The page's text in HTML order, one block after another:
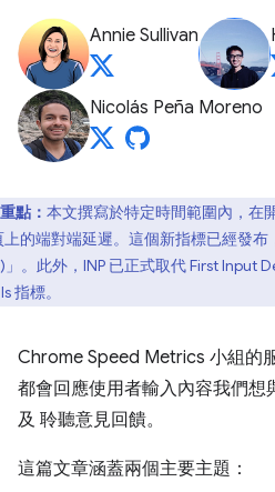
Annie Sullivan
Nicolás Peña Moreno
重點： 本文撰寫於特定時間範圍內，在
上的端對端延遲。這個新指標已經發
。此外，INP 已正式取代 First Input
指標。
Chrome Speed Metrics 小組的
都會回應使用者輸入內容我們想
及 聆聽意見回饋。
這篇文章涵蓋兩個主要主題：